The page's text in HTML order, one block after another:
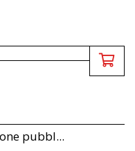
pubbl...